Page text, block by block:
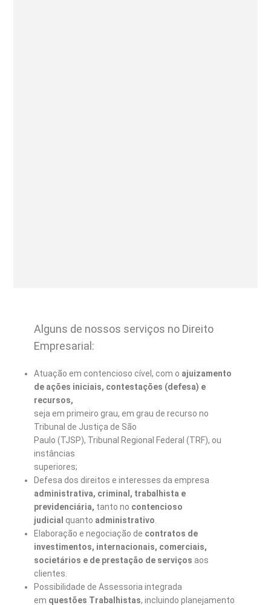
Alguns de nossos serviços no Direito
Empresarial:
Atuação em contencioso cível, com o ajuizamento
de ações iniciais, contestações (defesa) e
recursos,
seja em primeiro grau, em grau de recurso no
Tribunal de Justiça de São
Paulo (TJSP), Tribunal Regional Federal (TRF), ou
instâncias
superiores;
Defesa dos direitos e interesses da empresa
administrativa, criminal, trabalhista e
previdenciária, tanto no contencioso
judicial quanto administrativo
Elaboração e negociação de contratos de
investimentos, internacionais, comerciais,
societários e de prestação de serviços aos
clientes.
Possibilidade de Assessoria integrada
em questões Trabalhistas, incluindo planejamento